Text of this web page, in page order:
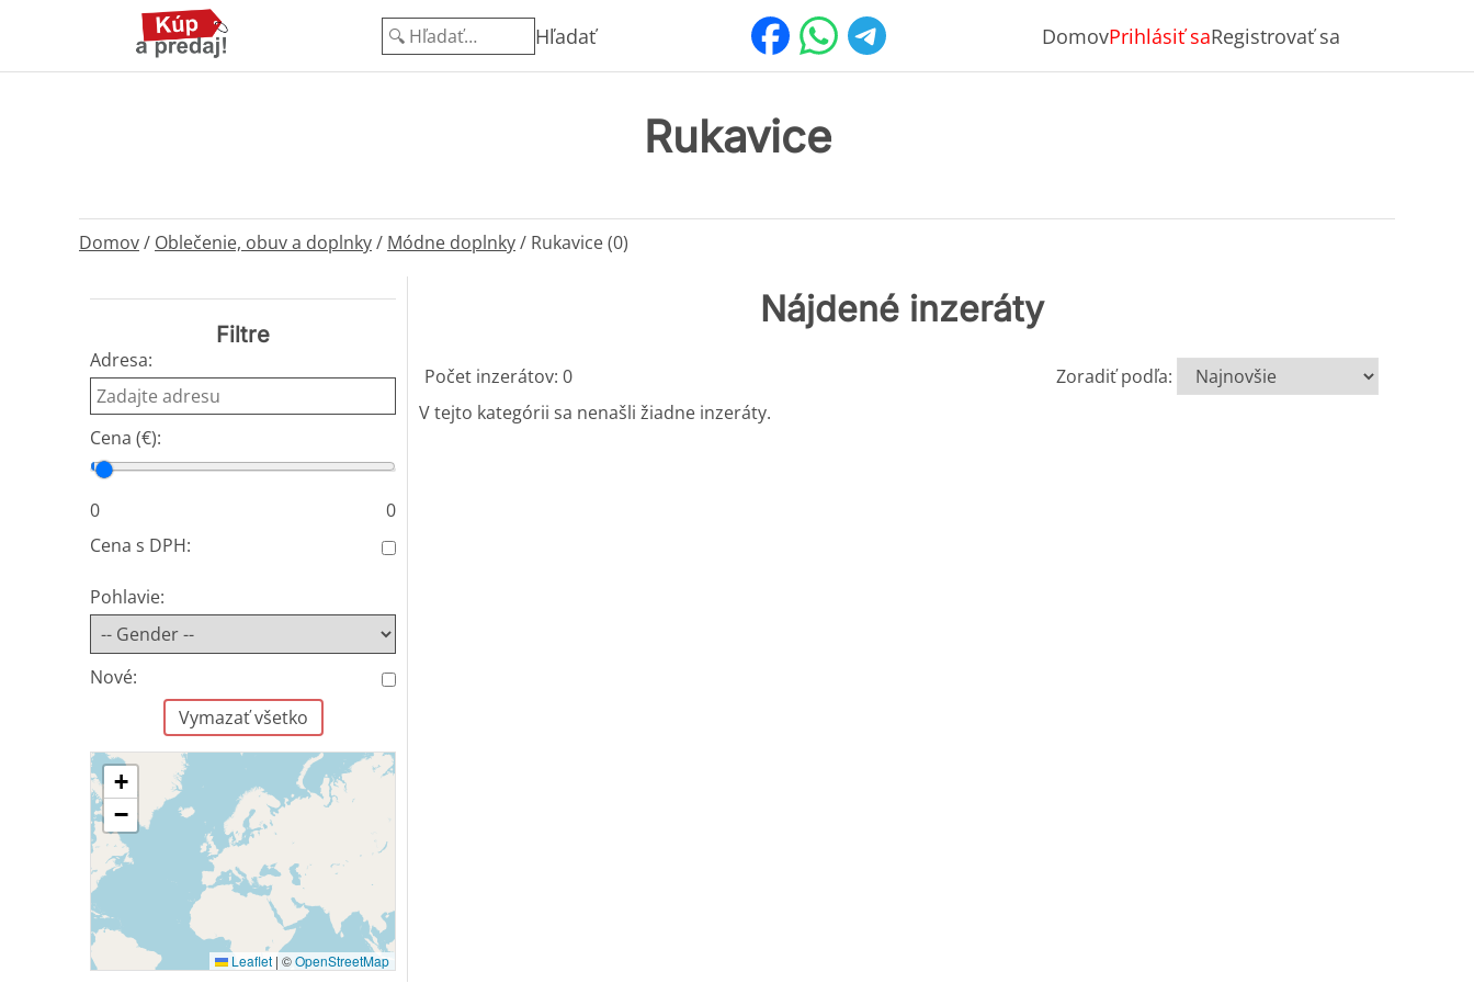
Hľadať DomovPrihlásiť saRegistrovať sa
Rukavice
Domov/ Oblečenie, obuv a doplnky/ Módne doplnky/ Rukavice (0)
Filtre
Adresa:
Cena (€):
Cena od
Cena do
0
0
Cena s DPH:
Pohlavie:
Nové:
Vymazať všetko
+
−
Leaflet | ©OpenStreetMap
Nájdené inzeráty
Počet inzerátov: 0
Zoradiť podľa:
V tejto kategórii sa nenašli žiadne inzeráty.